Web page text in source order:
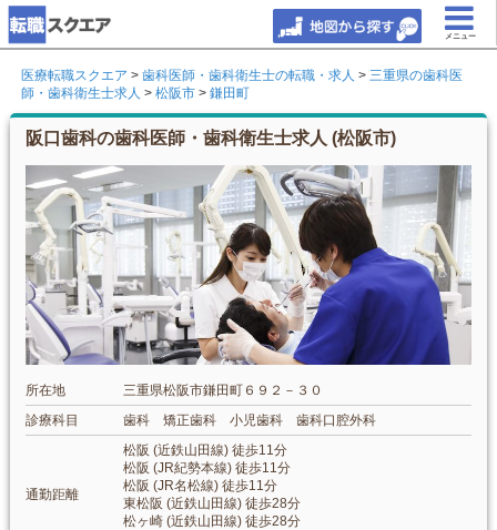
メニュー
医療転職スクエア > 歯科医師・歯科衛生士の転職・求人 > 三重県の歯科医
師・歯科衛生士求人 > 松阪市 > 鎌田町
阪口歯科の歯科医師・歯科衛生士求人 (松阪市)
所在地
三重県松阪市鎌田町６９２－３０
診療科目
歯科 矯正歯科 小児歯科 歯科口腔外科
通勤距離
松阪 (近鉄山田線) 徒歩11分
松阪 (JR紀勢本線) 徒歩11分
松阪 (JR名松線) 徒歩11分
東松阪 (近鉄山田線) 徒歩28分
松ヶ崎 (近鉄山田線) 徒歩28分